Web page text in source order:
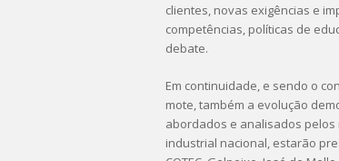
clientes, novas exigências e
competências, políticas de
debate.
Em continuidade, e sendo o
mote, também a evolução
abordados e analisados pelos
industrial nacional, estarão